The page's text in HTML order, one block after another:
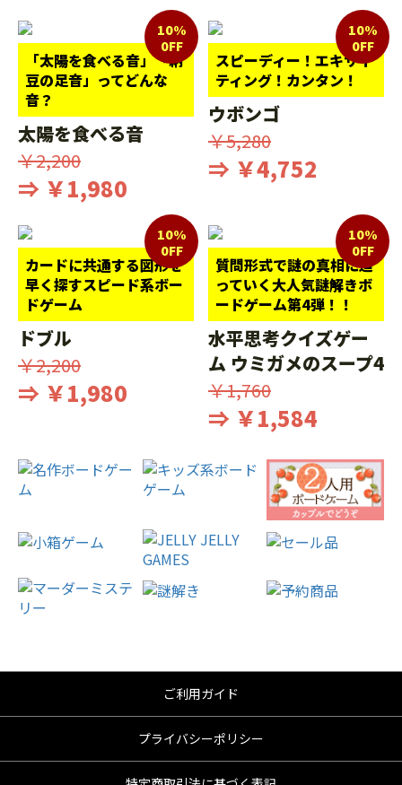
「太陽を食べる音」「納
豆の足音」ってどんな
音？
10%
0FF
太陽を食べる音
￥2,200
⇒ ￥1,980
スピーディー！エキサイ
ティング！カンタン！
10%
0FF
ウボンゴ
￥5,280
⇒ ￥4,752
カードに共通する図形を
早く探すスピード系ボー
ドゲーム
10%
0FF
ドブル
￥2,200
⇒ ￥1,980
質問形式で謎の真相に迫
っていく大人気謎解きボ
ードゲーム第4弾！！
10%
0FF
水平思考クイズゲー
ム ウミガメのスープ4
￥1,760
⇒ ￥1,584
ご利用ガイド
プライバシーポリシー